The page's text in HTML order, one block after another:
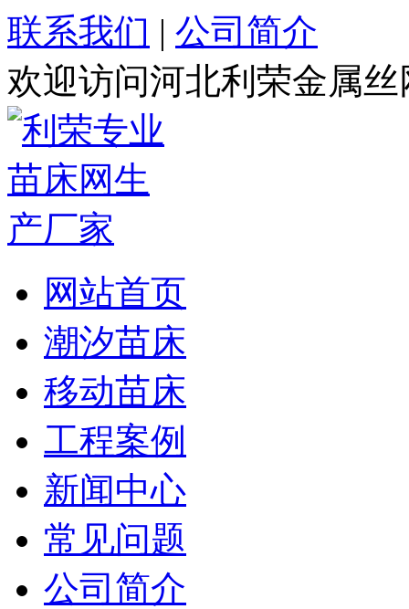
联系我们 | 公司简介
欢迎访问河北利荣金属
网站首页
潮汐苗床
移动苗床
工程案例
新闻中心
常见问题
公司简介